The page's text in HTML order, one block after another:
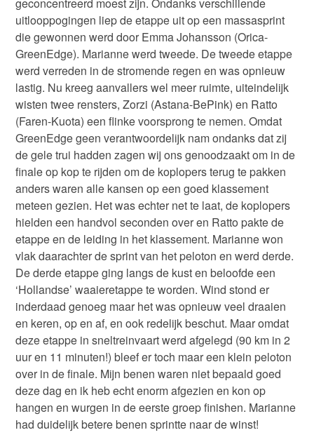
geconcentreerd moest zijn. Ondanks verschillende
uitlooppogingen liep de etappe uit op een massasprint
die gewonnen werd door Emma Johansson (Orica-
GreenEdge). Marianne werd tweede. De tweede etappe
werd verreden in de stromende regen en was opnieuw
lastig. Nu kreeg aanvallers wel meer ruimte, uiteindelijk
wisten twee rensters, Zorzi (Astana-BePink) en Ratto
(Faren-Kuota) een flinke voorsprong te nemen. Omdat
GreenEdge geen verantwoordelijk nam ondanks dat zij
de gele trui hadden zagen wij ons genoodzaakt om in de
finale op kop te rijden om de koplopers terug te pakken
anders waren alle kansen op een goed klassement
meteen gezien. Het was echter net te laat, de koplopers
hielden een handvol seconden over en Ratto pakte de
etappe en de leiding in het klassement. Marianne won
vlak daarachter de sprint van het peloton en werd derde.
De derde etappe ging langs de kust en beloofde een
‘Hollandse’ waaieretappe te worden. Wind stond er
inderdaad genoeg maar het was opnieuw veel draaien
en keren, op en af, en ook redelijk beschut. Maar omdat
deze etappe in sneltreinvaart werd afgelegd (90 km in 2
uur en 11 minuten!) bleef er toch maar een klein peloton
over in de finale. Mijn benen waren niet bepaald goed
deze dag en ik heb echt enorm afgezien en kon op
hangen en wurgen in de eerste groep finishen. Marianne
had duidelijk betere benen sprintte naar de winst!